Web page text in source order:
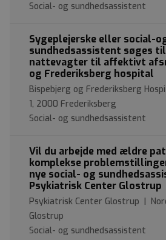
Social- og sundhedsassistent
Sygeplejerske eller social-
sundhedsassistent søges
nattevagter til affektivt
og Frederiksberg hospital
Bispebjerg og Frederiksberg
1, 2000 Frederiksberg
Social- og sundhedsassistent
Vil du arbejde med ældre
komplekse
nye social- og
Psykiatrisk Center Glostrup
Psykiatrisk Center Glostrup |
Glostrup
Social- og sundhedsassistent